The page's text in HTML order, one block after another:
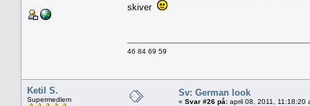
skiver
46 84 69 59
Ketil S.
Supermedlem
Sv: German look
« Svar #26 på: april 08, 2011, 11:18:20